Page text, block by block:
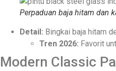
Perpaduan baja hitam dan
Detail: Bingkai baja hitam
Tren 2026: Favorit
Modern Classic